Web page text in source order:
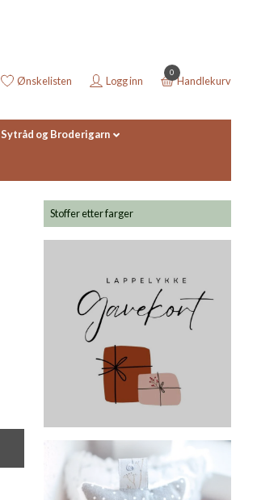
Ønskelisten Logg inn
0
Handlekurv
Sytråd og Broderigarn
Stoffer etter farger